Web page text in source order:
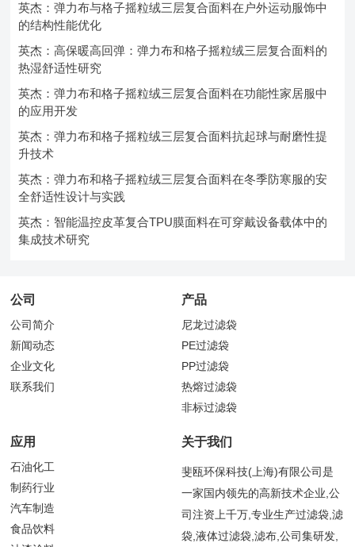
英杰：弹力布与格子摇粒绒三层复合面料在户外运动服饰中
的结构性能优化
英杰：高保暖高回弹：弹力布和格子摇粒绒三层复合面料的
热湿舒适性研究
英杰：弹力布和格子摇粒绒三层复合面料在功能性家居服中
的应用开发
英杰：弹力布和格子摇粒绒三层复合面料抗起球与耐磨性提
升技术
英杰：弹力布和格子摇粒绒三层复合面料在冬季防寒服的安
全舒适性设计与实践
英杰：智能温控皮革复合TPU膜面料在可穿戴设备载体中的
集成技术研究
公司
公司简介
新闻动态
企业文化
联系我们
产品
尼龙过滤袋
PE过滤袋
PP过滤袋
热熔过滤袋
非标过滤袋
应用
石油化工
制药行业
汽车制造
食品饮料
关于我们
斐瓯环保科技(上海)有限公司是
一家国内领先的高新技术企业,公
司注资上千万,专业生产过滤袋,滤
袋,液体过滤袋,滤布,公司集研发,